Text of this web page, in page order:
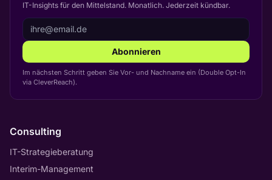
IT-Insights für den Mittelstand. Monatlich. Jederzeit kündbar.
Abonnieren
Im nächsten Schritt geben Sie Vor- und Nachname ein (Double Opt-In
via CleverReach).
Consulting
IT-Strategieberatung
Interim-Management